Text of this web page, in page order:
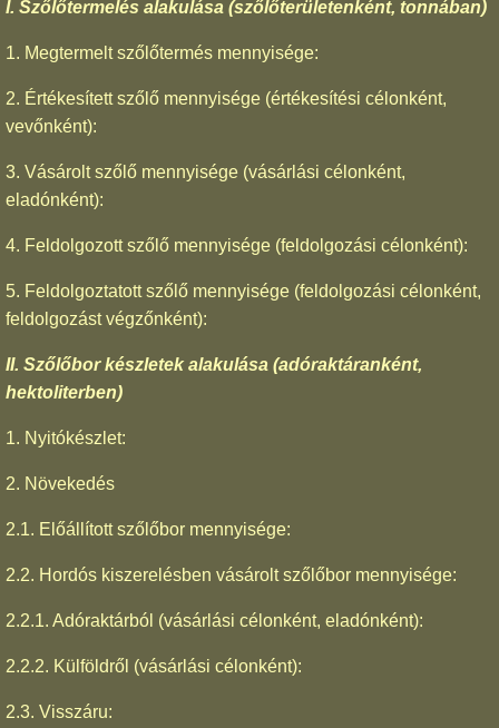
I. Szőlőtermelés alakulása (szőlőterületenként, tonnában)
1. Megtermelt szőlőtermés mennyisége:
2. Értékesített szőlő mennyisége (értékesítési célonként,
vevőnként):
3. Vásárolt szőlő mennyisége (vásárlási célonként,
eladónként):
4. Feldolgozott szőlő mennyisége (feldolgozási célonként):
5. Feldolgoztatott szőlő mennyisége (feldolgozási célonként,
feldolgozást végzőnként):
II. Szőlőbor készletek alakulása (adóraktáranként,
hektoliterben)
1. Nyitókészlet:
2. Növekedés
2.1. Előállított szőlőbor mennyisége:
2.2. Hordós kiszerelésben vásárolt szőlőbor mennyisége:
2.2.1. Adóraktárból (vásárlási célonként, eladónként):
2.2.2. Külföldről (vásárlási célonként):
2.3. Visszáru: